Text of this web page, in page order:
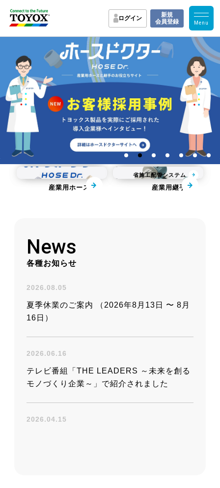
ログイン
新規
会員登録
産業用ホース 産業用継手
園芸散水用品 カムロック
お役立ちサイト
省施工配管システム
News
各種お知らせ
2026.08.05
夏季休業のご案内 （2026年8月13日 〜 8月
16日）
2026.06.16
テレビ番組「THE LEADERS ～未来を創る
モノづくり企業～」で紹介されました
2026.04.15